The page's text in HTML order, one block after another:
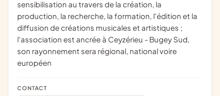
sensibilisation au travers de la création, la
production, la recherche, la formation, l'édition et la
diffusion de créations musicales et artistiques ;
l'association est ancrée à Ceyzérieu - Bugey Sud,
son rayonnement sera régional, national voire
européen
CONTACT